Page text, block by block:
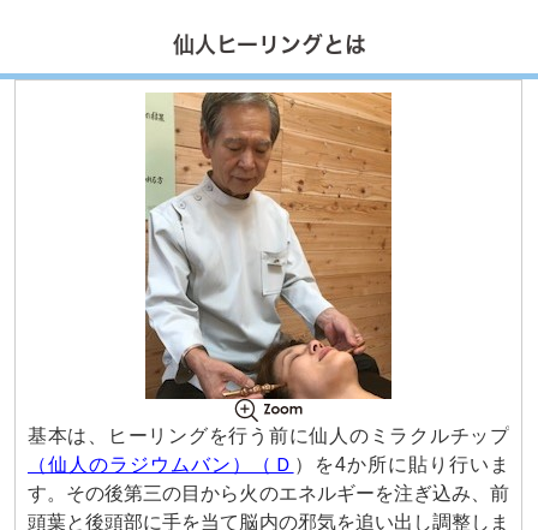
仙人ヒーリングとは
基本は、ヒーリングを行う前に仙人のミラクルチップ
（仙人のラジウムバン）（Ｄ ）を4か所に貼り行いま
す。その後第三の目から火のエネルギーを注ぎ込み、前
頭葉と後頭部に手を当て脳内の邪気を追い出し調整しま